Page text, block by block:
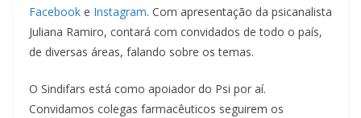
Facebook e Instagram. Com apresentação da psicanalista
Juliana Ramiro, contará com convidados de todo o país,
de diversas áreas, falando sobre os temas.
O Sindifars está como apoiador do Psi por aí.
Convidamos colegas farmacêuticos seguirem os